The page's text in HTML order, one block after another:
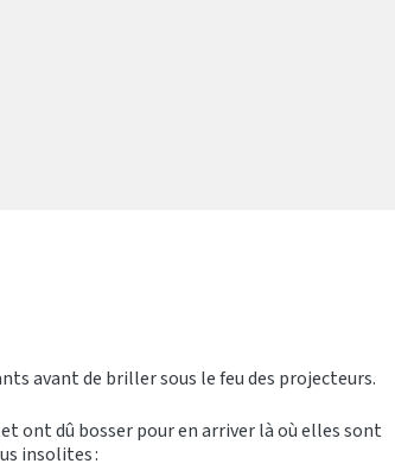
avant de briller sous le feu des projecteurs.
et ont dû bosser pour en arriver là où elles sont
insolites :